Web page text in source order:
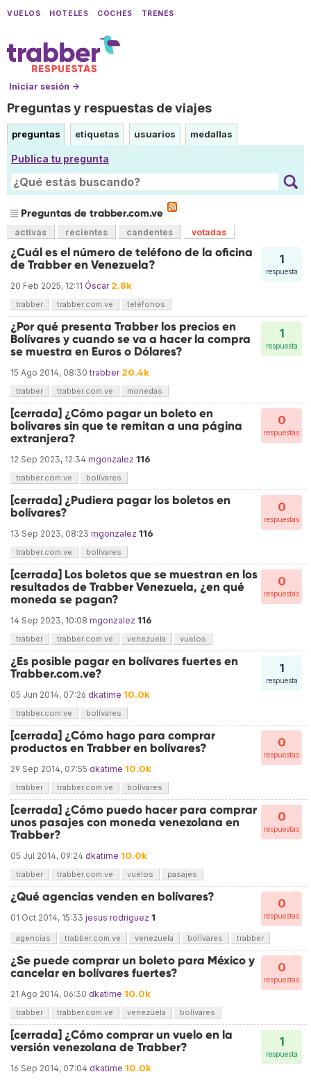
VUELOS HOTELES COCHES TRENES
Iniciar sesión →
Preguntas y respuestas de viajes
preguntas etiquetas usuarios medallas
Publica tu pregunta
Preguntas de trabber.com.ve
activas recientes candentes votadas
1
respuesta
¿Cuál es el número de teléfono de la oficina
de Trabber en Venezuela?
20 Feb 2025, 12:11 Óscar 2.8k
trabber trabber.com.ve teléfonos
1
respuesta
¿Por qué presenta Trabber los precios en
Bolívares y cuando se va a hacer la compra
se muestra en Euros o Dólares?
15 Ago 2014, 08:30 trabber 20.4k
trabber trabber.com.ve monedas
0
respuestas
[cerrada] ¿Cómo pagar un boleto en
bolivares sin que te remitan a una página
extranjera?
12 Sep 2023, 12:34 mgonzalez 116
trabber.com.ve bolívares
0
respuestas
[cerrada] ¿Pudiera pagar los boletos en
bolívares?
13 Sep 2023, 08:23 mgonzalez 116
trabber.com.ve bolívares
0
respuestas
[cerrada] Los boletos que se muestran en los
resultados de Trabber Venezuela, ¿en qué
moneda se pagan?
14 Sep 2023, 10:08 mgonzalez 116
trabber trabber.com.ve venezuela vuelos
1
respuesta
¿Es posible pagar en bolívares fuertes en
Trabber.com.ve?
05 Jun 2014, 07:26 dkatime 10.0k
trabber.com.ve bolívares
0
respuestas
[cerrada] ¿Cómo hago para comprar
productos en Trabber en bolívares?
29 Sep 2014, 07:55 dkatime 10.0k
trabber trabber.com.ve bolívares
0
respuestas
[cerrada] ¿Cómo puedo hacer para comprar
unos pasajes con moneda venezolana en
Trabber?
05 Jul 2014, 09:24 dkatime 10.0k
trabber trabber.com.ve vuelos pasajes
0
respuestas
¿Qué agencias venden en bolívares?
01 Oct 2014, 15:33 jesus rodriguez 1
agencias trabber.com.ve venezuela bolívares trabber
0
respuestas
¿Se puede comprar un boleto para México y
cancelar en bolívares fuertes?
21 Ago 2014, 06:30 dkatime 10.0k
trabber trabber.com.ve venezuela bolívares
1
respuesta
[cerrada] ¿Cómo comprar un vuelo en la
versión venezolana de Trabber?
16 Sep 2014, 07:04 dkatime 10.0k